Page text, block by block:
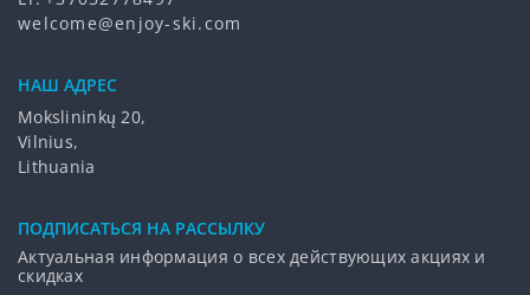
welcome@enjoy-ski.com
НАШ АДРЕС
Mokslininkų 20,
Vilnius,
Lithuania
ПОДПИCАТЬСЯ НА РАССЫЛКУ
Актуальная информация о всех действующих акциях и
скидках